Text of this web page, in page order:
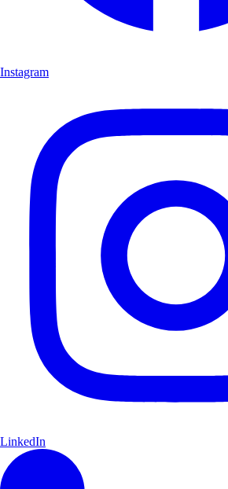
Instagram
LinkedIn